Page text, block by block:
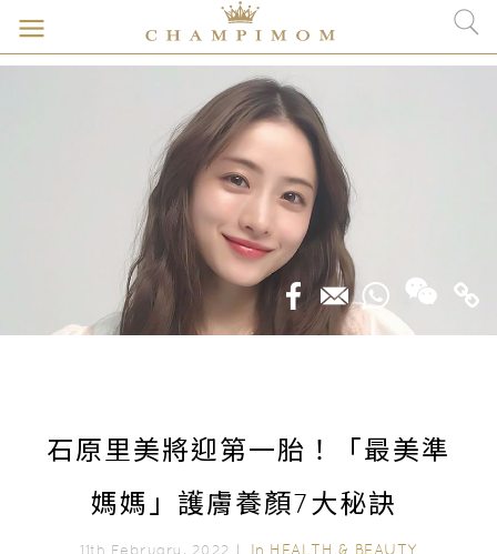
石原里美將迎第一胎！「最美準
媽媽」護膚養顏7大秘訣
11th February, 2022｜ In HEALTH & BEAUTY